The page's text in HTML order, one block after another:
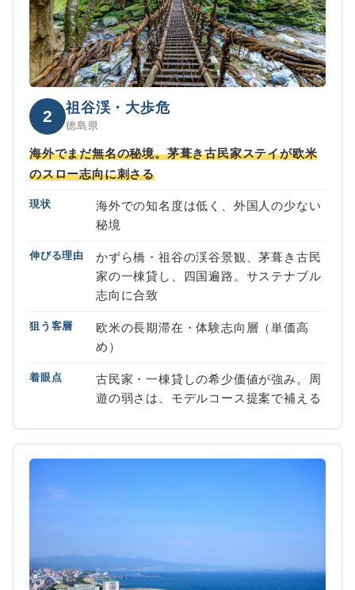
2 祖谷渓・大歩危
徳島県
海外でまだ無名の秘境。茅葺き古民家ステイが欧米
のスロー志向に刺さる
現状
海外での知名度は低く、外国人の少ない
秘境
伸びる理由
かずら橋・祖谷の渓谷景観、茅葺き古民
家の一棟貸し、四国遍路。サステナブル
志向に合致
狙う客層
欧米の長期滞在・体験志向層（単価高
め）
着眼点
古民家・一棟貸しの希少価値が強み。周
遊の弱さは、モデルコース提案で補える